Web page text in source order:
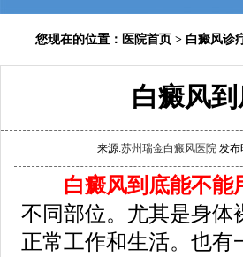
您现在的位置： 医院首页 > 白癜风诊
白癜风
来源:苏州瑞金白癜风医院 发布
白癜风到底能不能
不同部位。尤其是身体
正常工作和生活。也有